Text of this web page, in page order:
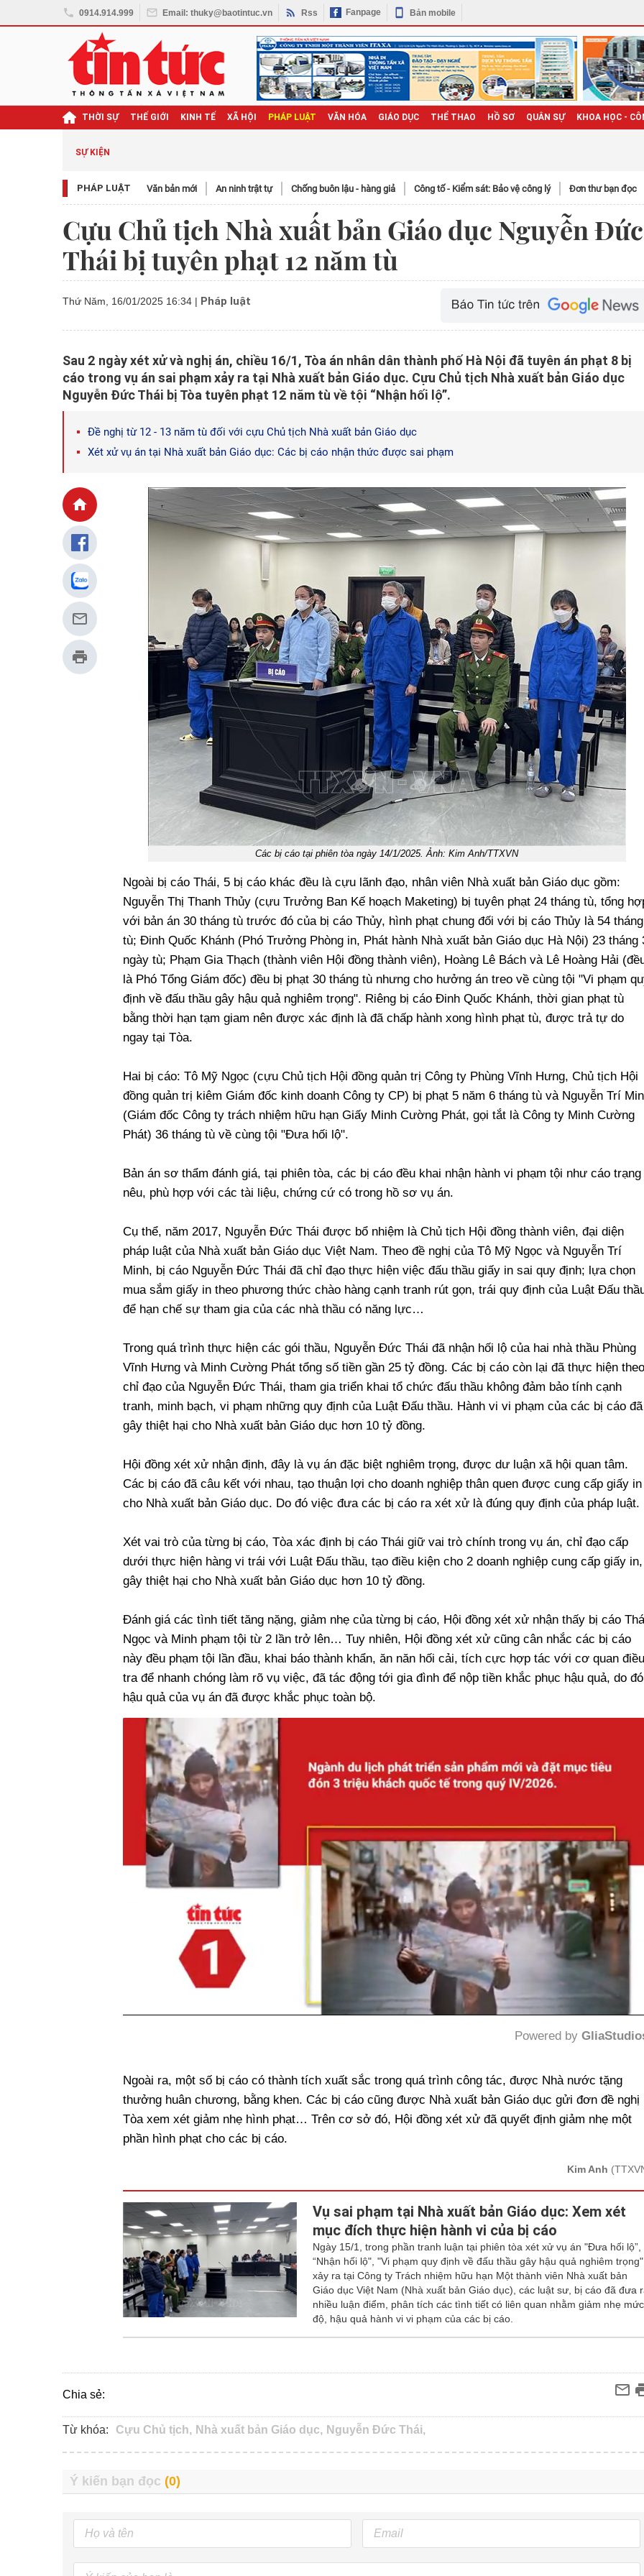
0914.914.999 Email: thuky@baotintuc.vn Rss Fanpage Bản mobile
THỜI SỰ THẾ GIỚI KINH TẾ XÃ HỘI PHÁP LUẬT VĂN HÓA GIÁO DỤC THỂ THAO HỒ SƠ QUÂN SỰ KHOA HỌC -
SỰ KIỆN
PHÁP LUẬT Văn bản mới An ninh trật tự Chống buôn lậu - hàng giả Công tố - Kiểm sát: Bảo vệ công lý Đơn thư bạn đọc
Cựu Chủ tịch Nhà xuất bản Giáo dục Nguyễn Đức
Thái bị tuyên phạt 12 năm tù
Thứ Năm, 16/01/2025 16:34 | Pháp luật
Sau 2 ngày xét xử và nghị án, chiều 16/1, Tòa án nhân dân thành phố Hà Nội đã tuyên án phạt 8 bị
cáo trong vụ án sai phạm xảy ra tại Nhà xuất bản Giáo dục. Cựu Chủ tịch Nhà xuất bản Giáo dục
Nguyễn Đức Thái bị Tòa tuyên phạt 12 năm tù về tội “Nhận hối lộ”.
Đề nghị từ 12 - 13 năm tù đối với cựu Chủ tịch Nhà xuất bản Giáo dục
Xét xử vụ án tại Nhà xuất bản Giáo dục: Các bị cáo nhận thức được sai phạm
Các bị cáo tại phiên tòa ngày 14/1/2025. Ảnh: Kim Anh/TTXVN
Ngoài bị cáo Thái, 5 bị cáo khác đều là cựu lãnh đạo, nhân viên Nhà xuất bản Giáo dục gồm:
Nguyễn Thị Thanh Thủy (cựu Trưởng Ban Kế hoạch Maketing) bị tuyên phạt 24 tháng tù, tổng
với bản án 30 tháng tù trước đó của bị cáo Thủy, hình phạt chung đối với bị cáo Thủy là 54 tháng
tù; Đinh Quốc Khánh (Phó Trưởng Phòng in, Phát hành Nhà xuất bản Giáo dục Hà Nội) 23 tháng
ngày tù; Phạm Gia Thạch (thành viên Hội đồng thành viên), Hoàng Lê Bách và Lê Hoàng Hải
là Phó Tổng Giám đốc) đều bị phạt 30 tháng tù nhưng cho hưởng án treo về cùng tội "Vi phạm
định về đấu thầu gây hậu quả nghiêm trọng". Riêng bị cáo Đinh Quốc Khánh, thời gian phạt tù
bằng thời hạn tạm giam nên được xác định là đã chấp hành xong hình phạt tù, được trả tự do
ngay tại Tòa.
Hai bị cáo: Tô Mỹ Ngọc (cựu Chủ tịch Hội đồng quản trị Công ty Phùng Vĩnh Hưng, Chủ tịch Hội
đồng quản trị kiêm Giám đốc kinh doanh Công ty CP) bị phạt 5 năm 6 tháng tù và Nguyễn Trí
(Giám đốc Công ty trách nhiệm hữu hạn Giấy Minh Cường Phát, gọi tắt là Công ty Minh Cường
Phát) 36 tháng tù về cùng tội "Đưa hối lộ".
Bản án sơ thẩm đánh giá, tại phiên tòa, các bị cáo đều khai nhận hành vi phạm tội như cáo trạng
nêu, phù hợp với các tài liệu, chứng cứ có trong hồ sơ vụ án.
Cụ thể, năm 2017, Nguyễn Đức Thái được bổ nhiệm là Chủ tịch Hội đồng thành viên, đại diện
pháp luật của Nhà xuất bản Giáo dục Việt Nam. Theo đề nghị của Tô Mỹ Ngọc và Nguyễn Trí
Minh, bị cáo Nguyễn Đức Thái đã chỉ đạo thực hiện việc đấu thầu giấy in sai quy định; lựa chọn
mua sắm giấy in theo phương thức chào hàng cạnh tranh rút gọn, trái quy định của Luật Đấu
để hạn chế sự tham gia của các nhà thầu có năng lực…
Trong quá trình thực hiện các gói thầu, Nguyễn Đức Thái đã nhận hối lộ của hai nhà thầu Phùng
Vĩnh Hưng và Minh Cường Phát tổng số tiền gần 25 tỷ đồng. Các bị cáo còn lại đã thực hiện theo
chỉ đạo của Nguyễn Đức Thái, tham gia triển khai tổ chức đấu thầu không đảm bảo tính cạnh
tranh, minh bạch, vi phạm những quy định của Luật Đấu thầu. Hành vi vi phạm của các bị cáo đã
gây thiệt hại cho Nhà xuất bản Giáo dục hơn 10 tỷ đồng.
Hội đồng xét xử nhận định, đây là vụ án đặc biệt nghiêm trọng, được dư luận xã hội quan tâm.
Các bị cáo đã câu kết với nhau, tạo thuận lợi cho doanh nghiệp thân quen được cung cấp giấy in
cho Nhà xuất bản Giáo dục. Do đó việc đưa các bị cáo ra xét xử là đúng quy định của pháp luật.
Xét vai trò của từng bị cáo, Tòa xác định bị cáo Thái giữ vai trò chính trong vụ án, chỉ đạo cấp
dưới thực hiện hàng vi trái với Luật Đấu thầu, tạo điều kiện cho 2 doanh nghiệp cung cấp giấy in,
gây thiệt hại cho Nhà xuất bản Giáo dục hơn 10 tỷ đồng.
Đánh giá các tình tiết tăng nặng, giảm nhẹ của từng bị cáo, Hội đồng xét xử nhận thấy bị cáo
Ngọc và Minh phạm tội từ 2 lần trở lên… Tuy nhiên, Hội đồng xét xử cũng cân nhắc các bị cáo
này đều phạm tội lần đầu, khai báo thành khẩn, ăn năn hối cải, tích cực hợp tác với cơ quan điều
tra để nhanh chóng làm rõ vụ việc, đã tác động tới gia đình để nộp tiền khắc phục hậu quả, do đó
hậu quả của vụ án đã được khắc phục toàn bộ.
Powered by
Ngoài ra, một số bị cáo có thành tích xuất sắc trong quá trình công tác, được Nhà nước tặng
thưởng huân chương, bằng khen. Các bị cáo cũng được Nhà xuất bản Giáo dục gửi đơn đề nghị
Tòa xem xét giảm nhẹ hình phạt… Trên cơ sở đó, Hội đồng xét xử đã quyết định giảm nhẹ một
phần hình phạt cho các bị cáo.
Kim Anh
Vụ sai phạm tại Nhà xuất bản Giáo dục: Xem xét
mục đích thực hiện hành vi của bị cáo
Ngày 15/1, trong phần tranh luận tại phiên tòa xét xử vụ án "Đưa hối lộ”,
“Nhận hối lộ", "Vi phạm quy định về đấu thầu gây hậu quả nghiêm trọng"
xảy ra tại Công ty Trách nhiệm hữu hạn Một thành viên Nhà xuất bản
Giáo dục Việt Nam (Nhà xuất bản Giáo dục), các luật sư, bị cáo đã đưa
nhiều luận điểm, phân tích các tình tiết có liên quan nhằm giảm nhẹ mức
độ, hậu quả hành vi vi phạm của các bị cáo.
Chia sẻ:
Từ khóa: Cựu Chủ tịch, Nhà xuất bản Giáo dục, Nguyễn Đức Thái,